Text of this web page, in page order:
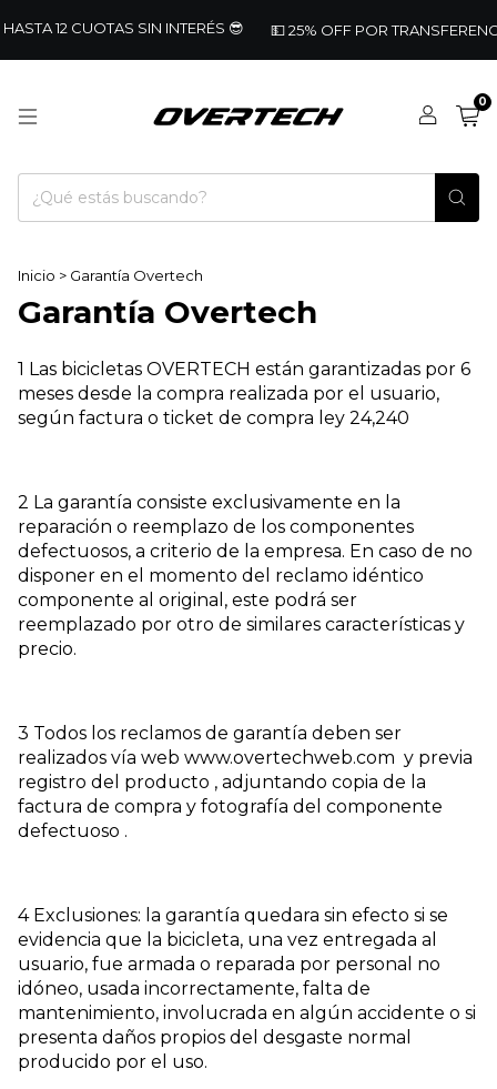
12 CUOTAS SIN INTERÉS 😎 💵 25% OFF POR
0
Inicio > Garantía Overtech
Garantía Overtech
1 Las bicicletas OVERTECH están garantizadas por 6
meses desde la compra realizada por el usuario,
según factura o ticket de compra ley 24,240
2 La garantía consiste exclusivamente en la
reparación o reemplazo de los componentes
defectuosos, a criterio de la empresa. En caso de no
disponer en el momento del reclamo idéntico
componente al original, este podrá ser
reemplazado por otro de similares características y
precio.
3 Todos los reclamos de garantía deben ser
realizados vía web www.overtechweb.com y previa
registro del producto , adjuntando copia de la
factura de compra y fotografía del componente
defectuoso .
4 Exclusiones: la garantía quedara sin efecto si se
evidencia que la bicicleta, una vez entregada al
usuario, fue armada o reparada por personal no
idóneo, usada incorrectamente, falta de
mantenimiento, involucrada en algún accidente o si
presenta daños propios del desgaste normal
producido por el uso.